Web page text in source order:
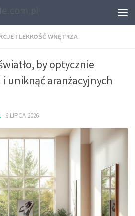
I LEKKOŚĆ WNĘTRZA
by optycznie
uniknąć aranżacyjnych
· 6 LIPCA 2026